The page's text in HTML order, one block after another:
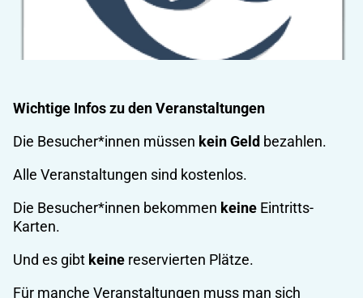
Wichtige Infos zu den Veranstaltungen
Die Besucher*innen müssen kein Geld bezahlen.
Alle Veranstaltungen sind kostenlos.
Die Besucher*innen bekommen keine Eintritts-
Karten.
Und es gibt keine reservierten Plätze.
Für manche Veranstaltungen muss man sich